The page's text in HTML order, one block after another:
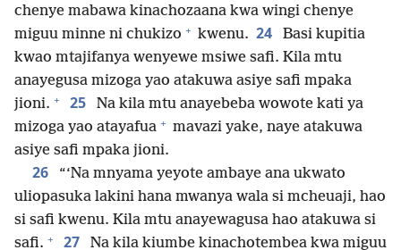
chenye mabawa kinachozaana kwa wingi chenye
miguu minne ni chukizo + kwenu. 24
Basi kupitia
kwao mtajifanya wenyewe msiwe safi. Kila mtu
anayegusa mizoga yao atakuwa asiye safi mpaka
jioni. + 25
Na kila mtu anayebeba wowote kati ya
mizoga yao atayafua + mavazi yake, naye atakuwa
asiye safi mpaka jioni.
26
“‘Na mnyama yeyote ambaye ana ukwato
uliopasuka lakini hana mwanya wala si mcheuaji, hao
si safi kwenu. Kila mtu anayewagusa hao atakuwa si
safi. + 27
Na kila kiumbe kinachotembea kwa miguu